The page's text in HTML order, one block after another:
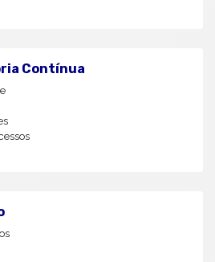
Contínua